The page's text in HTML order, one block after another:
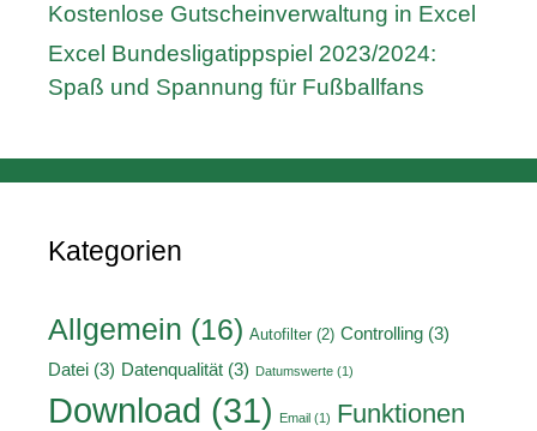
Kostenlose Gutscheinverwaltung in Excel
Excel Bundesligatippspiel 2023/2024:
Spaß und Spannung für Fußballfans
Kategorien
Allgemein (16) Autofilter (2) Controlling (3)
Datei (3) Datenqualität (3) Datumswerte (1)
Download (31) Email (1) Funktionen